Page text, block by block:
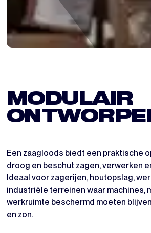
MODULAIR
Een zaagloods biedt een praktische
droog en beschut zagen, verwerken
Ideaal voor zagerijen, houtopslag,
industriële terreinen waar machines,
werkruimte beschermd moeten
en zon.